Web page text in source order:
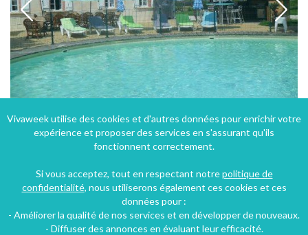
Gîte
7 chambres 28 personnes
Vivaweek utilise des cookies et d'autres données pour enrichir votre
expérience et proposer des services en s'assurant qu'ils
fonctionnent correctement.
Si vous acceptez, tout en respectant notrepolitique de
confidentialité, nous utiliserons également ces cookies et ces
données pour :
- Améliorer la qualité de nos services et en développer de nouveaux.
- Diffuser des annonces en évaluant leur efficacité.